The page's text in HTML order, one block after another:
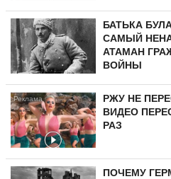
БАТЬКА
САМЫЙ
АТАМАН
ВОЙНЫ
РЖУ НЕ
ВИДЕО
РАЗ
ПОЧЕМУ